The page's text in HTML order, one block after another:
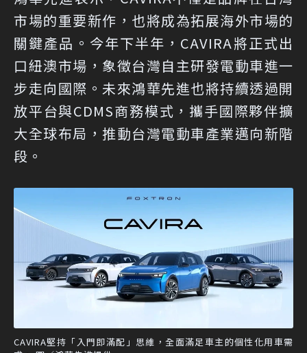
市場的重要新作，也將成為拓展海外市場的
關鍵產品。今年下半年，CAVIRA將正式出
口紐澳市場，象徵台灣自主研發電動車進一
步走向國際。未來鴻華先進也將持續透過開
放平台與CDMS商務模式，攜手國際夥伴擴
大全球布局，推動台灣電動車產業邁向新階
段。
CAVIRA堅持「入門即滿配」思維，全面滿足車主的個性化用車需